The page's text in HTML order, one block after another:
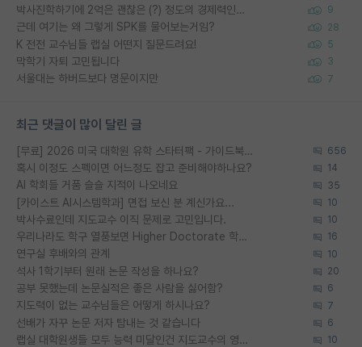
박사진학하기에 2억은 괜찮은 (?) 정도의 경제력인가요 9
근데 여기는 왜 그렇게 SPK를 물어보는거임? 28
K 전전 교수님들 랩실 어떤지 질문드려요! 5
막학기 자퇴 고민됩니다 3
서울대는 하버드보다 명문이지만 7
최근 댓글이 많이 달린 글
[무료] 2026 미국 대학원 유학 스타터팩 - 가이드북 & 합격자 컨택메일 템플릿 656
혹시 이정도 스펙이면 어느정도 잡고 준비해야하나요? 14
AI 학회들 거품 슬슬 지적이 나오네요 35
[카이스트 AI시스템학과] 면접 보신 분 계신가요... 10
박사수료인데 지도교수 이직 문제로 고민입니다. 10
우리나라도 학구 열풍보면 Higher Doctorate 학위가 필요하다고 봅니다. 16
연구실 후배와의 관계 10
석사 1학기부터 원래 논문 작성을 하나요? 20
공부 못했는데 논문실적은 좋은 사람을 싫어함? 6
지도력이 없는 교수님들은 어떻게 하시나요? 7
선배가 자꾸 논문 저자 탐내는 것 같습니다 6
랩실 대학원생들 모두 능력 미달인건 지도교수의 영향 아닌가? 10